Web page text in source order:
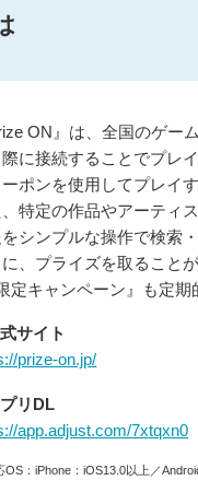
ON』は、全国のゲ
に接続することでプレ
ポンを使用してプレイ
、特定の作品やアーティ
シンプルな操作で検索
に、プライズを取ること
定キャンペーン』も定期
サイト
prize-on.jp/
リDL
app.adjust.com/7xtqxn0
：iPhone：iOS13.0以上／